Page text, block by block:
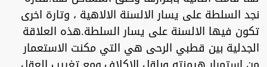
نجد السلطة على يسار الالسنة الالاهية ، وتارة اخرى
تكون فيها الالسنة على يسار السلطة.هذه العلاقة
الجدلية بين قطبي الرحى هي التي مكنت الاستعمار